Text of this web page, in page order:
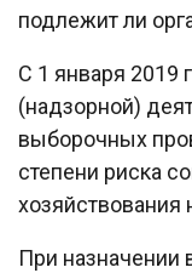
подлежит ли
С 1 января 2019
(надзорной)
выборочных
степени риска
хозяйствования
При назначении